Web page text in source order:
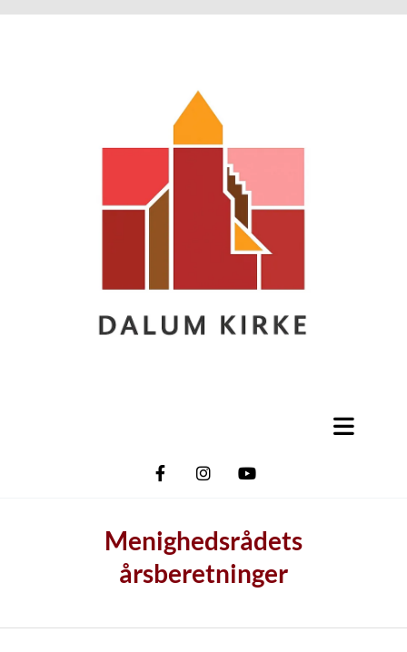
Menighedsrådets
årsberetninger